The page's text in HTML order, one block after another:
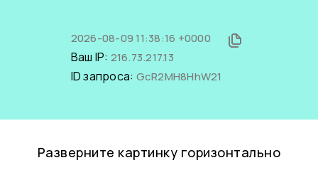
2026-08-09 11:38:16 +0000
Ваш IP: 216.73.217.13
ID запроса: GcR2MH8HhW21
Разверните картинку горизонтально